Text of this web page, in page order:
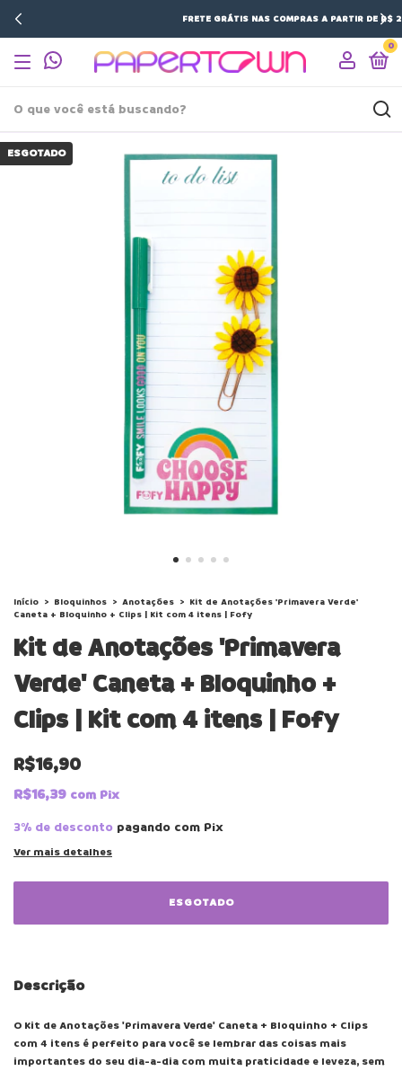
FRETE GRÁTIS NAS COMPRAS A PARTIR DE R$ 200,00
0
ESGOTADO
Início > Bloquinhos > Anotações > Kit de Anotações 'Primavera Verde'
Caneta + Bloquinho + Clips | Kit com 4 itens | Fofy
Kit de Anotações 'Primavera
Verde' Caneta + Bloquinho +
Clips | Kit com 4 itens | Fofy
R$16,90
R$16,39 com Pix
3% de desconto pagando com Pix
Ver mais detalhes
Descrição
O Kit de Anotações 'Primavera Verde' Caneta + Bloquinho + Clips
com 4 itens é perfeito para você se lembrar das coisas mais
importantes do seu dia-a-dia com muita praticidade e leveza, sem